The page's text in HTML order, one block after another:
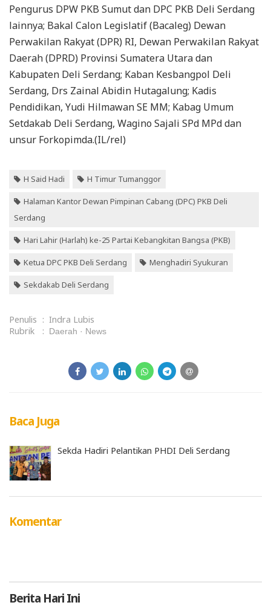
Pengurus DPW PKB Sumut dan DPC PKB Deli Serdang
lainnya; Bakal Calon Legislatif (Bacaleg) Dewan
Perwakilan Rakyat (DPR) RI, Dewan Perwakilan Rakyat
Daerah (DPRD) Provinsi Sumatera Utara dan
Kabupaten Deli Serdang; Kaban Kesbangpol Deli
Serdang, Drs Zainal Abidin Hutagalung; Kadis
Pendidikan, Yudi Hilmawan SE MM; Kabag Umum
Setdakab Deli Serdang, Wagino Sajali SPd MPd dan
unsur Forkopimda.(IL/rel)
H Said Hadi H Timur Tumanggor
Halaman Kantor Dewan Pimpinan Cabang (DPC) PKB Deli
Serdang
Hari Lahir (Harlah) ke-25 Partai Kebangkitan Bangsa (PKB)
Ketua DPC PKB Deli Serdang Menghadiri Syukuran
Sekdakab Deli Serdang
Penulis : Indra Lubis
Rubrik
: Daerah News
Baca Juga
Sekda Hadiri Pelantikan PHDI Deli Serdang
Komentar
Berita Hari Ini